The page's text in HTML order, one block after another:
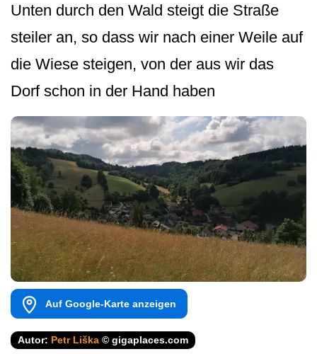
Unten durch den Wald steigt die Straße
steiler an, so dass wir nach einer Weile auf
die Wiese steigen, von der aus wir das
Dorf schon in der Hand haben
Auf Google-Karte anzeigen
Autor: Petr Liška © gigaplaces.com